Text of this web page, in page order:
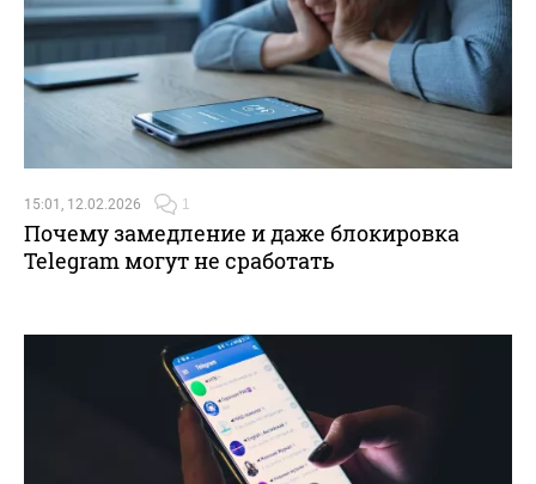
15:01, 12.02.2026 1
Почему замедление и даже блокировка
Telegram могут не сработать